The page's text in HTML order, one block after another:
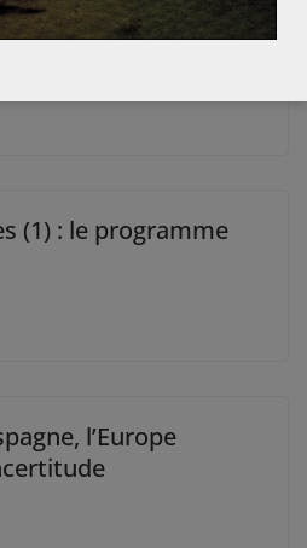
: silences et
(1) : le programme
l’Europe